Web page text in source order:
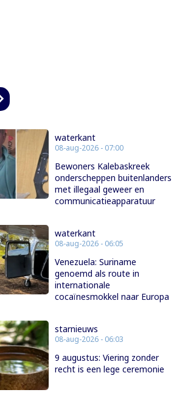
waterkant
08-aug-2026 - 07:00
Bewoners Kalebaskreek
onderscheppen buitenlanders
met illegaal geweer en
communicatieapparatuur
waterkant
08-aug-2026 - 06:05
Venezuela: Suriname
genoemd als route in
internationale
cocaïnesmokkel naar Europa
starnieuws
08-aug-2026 - 06:03
9 augustus: Viering zonder
recht is een lege ceremonie